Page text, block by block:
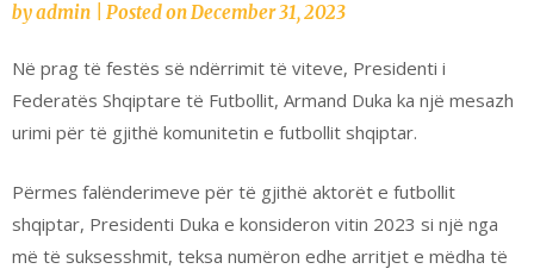
byadmin Posted onDecember 31, 2023
Në prag të festës së ndërrimit të viteve, Presidenti i
Federatës Shqiptare të Futbollit, Armand Duka ka një mesazh
urimi për të gjithë komunitetin e futbollit shqiptar.
Përmes falënderimeve për të gjithë aktorët e futbollit
shqiptar, Presidenti Duka e konsideron vitin 2023 si një nga
më të suksesshmit, teksa numëron edhe arritjet e mëdha të